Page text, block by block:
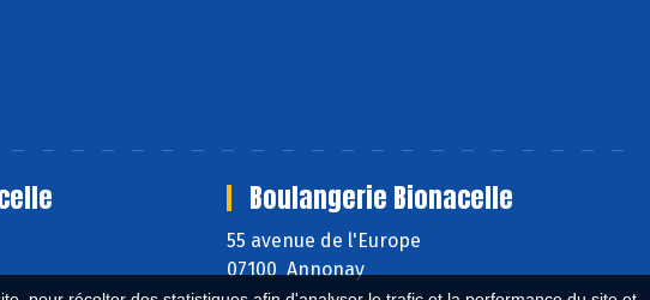
Boulangerie Bionacelle
55 avenue de l'Europe
07100 Annonay